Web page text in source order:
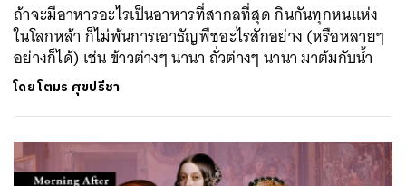
ถ้าจะมีอาหารอะไรเป็นอาหารที่สากลที่สุด กินกันทุกหนแห่ง
ในโลกหล้า ก็ไม่พ้นการเอาธัญพืชอะไรสักอย่าง (หรือหลายๆ
อย่างก็ได้) เช่น ข้าวต่างๆ นานา ถั่วต่างๆ นานา มาต้มกับน้ำ
โดยโตมร ศุขปรีชา